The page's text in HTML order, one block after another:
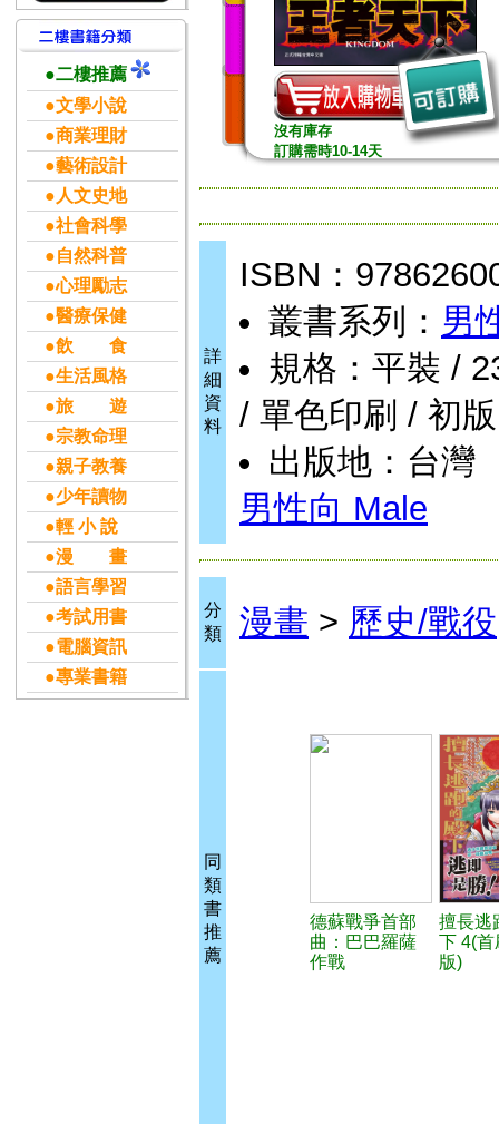
●二樓推薦
●文學小說
●商業理財
●藝術設計
●人文史地
●社會科學
●自然科普
●心理勵志
●醫療保健
●飲 食
●生活風格
●旅 遊
●宗教命理
●親子教養
●少年讀物
●輕 小 說
●漫 畫
●語言學習
●考試用書
●電腦資訊
●專業書籍
沒有庫存
訂購需時10-14天
詳
細
資
料
ISBN：
叢書系列： 男
規格：平裝 /
/ 單色印刷 / 初版
出版地：台灣
男性向 Male
分
類
漫畫 > 歷史/戰役
同
類
書
推
薦
德蘇戰爭首部
曲：巴巴羅薩
作戰
擅長逃
下 4(首
版)